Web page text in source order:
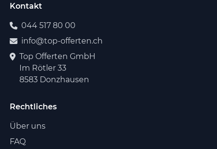
Kontakt
044 517 80 00
info@top-offerten.ch
Top Offerten GmbH
Im Rötler 33
8583 Donzhausen
Rechtliches
Über uns
FAQ